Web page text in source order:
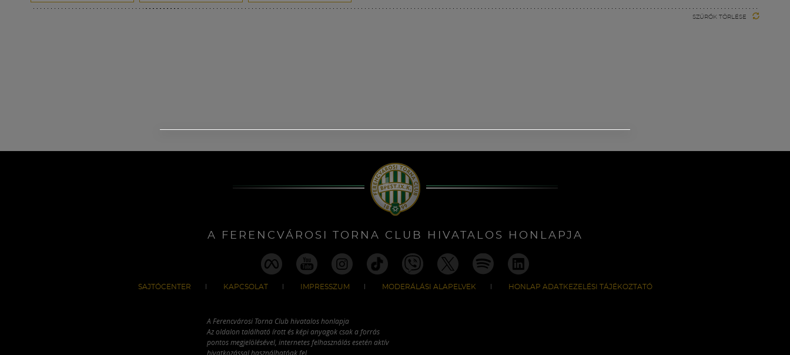
SZŰRŐK TÖRLÉSE
A FERENCVÁROSI TORNA CLUB HIVATALOS HONLAPJA
SAJTÓCENTER KAPCSOLAT IMPRESSZUM MODERÁLÁSI ALAPELVEK HONLAP ADATKEZELÉSI TÁJÉKOZTATÓ
A Ferencvárosi Torna Club hivatalos honlapja
Az oldalon található írott és képi anyagok csak a forrás
pontos megjelölésével, internetes felhasználás esetén aktív
hivatkozással használhatóak fel.